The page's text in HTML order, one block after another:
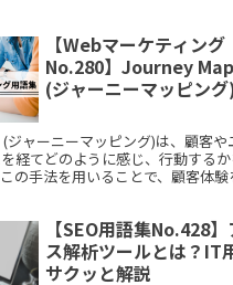
【Webマーケティング
No.280】Journey
(ジャーニーマッピン
ジャーニーマッピング)は、顧客や
経てどのように感じ、行動する
の手法を用いることで、顧客体験
【SEO用語集No.428
ス解析ツールとは？IT
サクッと解説